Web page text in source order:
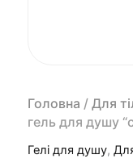
Головна / Для
гель для душу
Гелі для душу,